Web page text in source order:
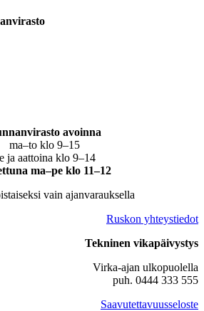
avoinna
ma–to klo 9–15
ja aattoina klo 9–14
ma–pe klo 11–12
vain ajanvarauksella
Ruskon yhteystiedot
Tekninen vikapäivystys
Virka-ajan ulkopuolella
puh. 0444 333 555
Saavutettavuusseloste